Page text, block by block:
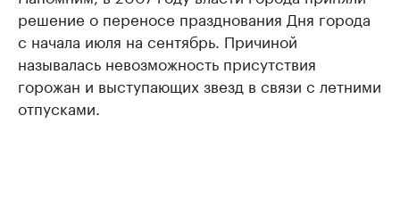
решение о переносе празднования Дня города
с начала июля на сентябрь. Причиной
называлась невозможность присутствия
горожан и выступающих звезд в связи с летними
отпусками.